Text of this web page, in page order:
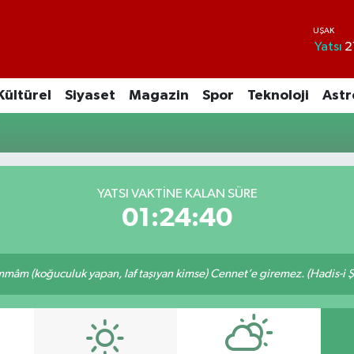
Yatsı
Kültürel Siyaset Magazin Spor Teknoloji
YATSI VAKTİNE KALAN SÜRE
01:24:40
(koğuculuk yapan, laf taşıyan kimse) Cennet’e giremez. (Hadis-i